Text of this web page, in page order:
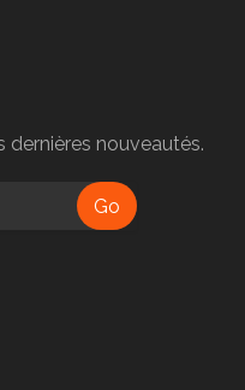
dernières nouveautés.
Go